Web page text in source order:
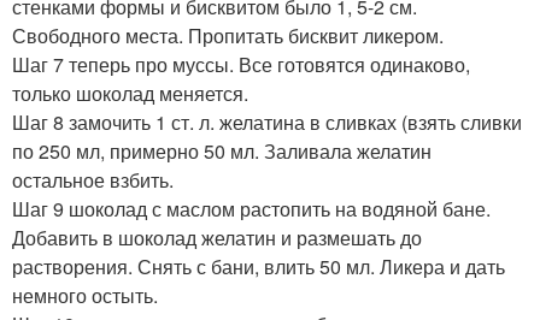
стенками формы и бисквитом было 1, 5-2 см.
Свободного места. Пропитать бисквит ликером.
Шаг 7 теперь про муссы. Все готовятся одинаково,
только шоколад меняется.
Шаг 8 замочить 1 ст. л. желатина в сливках (взять сливки
по 250 мл, примерно 50 мл. Заливала желатин
остальное взбить.
Шаг 9 шоколад с маслом растопить на водяной бане.
Добавить в шоколад желатин и размешать до
растворения. Снять с бани, влить 50 мл. Ликера и дать
немного остыть.